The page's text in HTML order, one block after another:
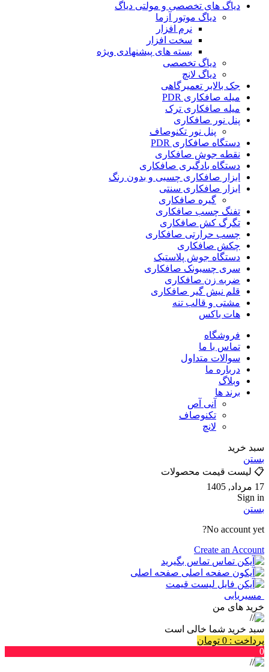
دیاگ های تخصصی و مولتی دیاگ
دیاگ موتور آزما
نرم افزار
سخت افزار
بسته های پیشنهادی ویژه
دیاگ تخصصی
دیاگ لانچ
جک بالابر تعمیرگاهی
میله صافکاری PDR
میله صافکاری ترک
پنل نور صافکاری
پنل نور تکنوصاف
دستگاه صافکاری PDR
نقطه جوش صافکاری
دستگاه بادگیری صافکاری
ابزار صافکاری چسبی و بدون رنگ
ابزار صافکاری سنتی
گیره صافکاری
تفنگ چسب صافکاری
تگرگ کش صافکاری
چسب حرارتی صافکاری
چکش صافکاری
دستگاه جوش پلاستیک
سری چسبونک صافکاری
ضربه زن صافکاری
قلم نیش گیر صافکاری
مشتی و قالب تنه
هات باکس
فروشگاه
تماس با ما
سوالات متداول
درباره ما
وبلاگ
برند ها
آنی آص
تکنوصاف
لانچ
سبد خرید
بستن
📋 لیست قیمت محصولات
17 مرداد, 1405
Sign in
بستن
No account yet?
Create an Account
تماس بگیرید
صفحه اصلی
لیست قیمت
مسیریابی
خرید های من
سبد خرید شما خالی است
پرداخت :
0 تومان
0